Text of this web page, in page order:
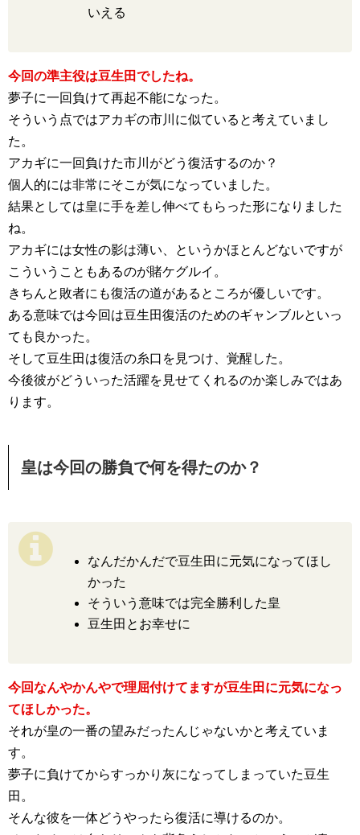
いえる
今回の準主役は豆生田でしたね。
夢子に一回負けて再起不能になった。
そういう点ではアカギの市川に似ていると考えていまし
た。
アカギに一回負けた市川がどう復活するのか？
個人的には非常にそこが気になっていました。
結果としては皇に手を差し伸べてもらった形になりました
ね。
アカギには女性の影は薄い、というかほとんどないですが
こういうこともあるのが賭ケグルイ。
きちんと敗者にも復活の道があるところが優しいです。
ある意味では今回は豆生田復活のためのギャンブルといっ
ても良かった。
そして豆生田は復活の糸口を見つけ、覚醒した。
今後彼がどういった活躍を見せてくれるのか楽しみではあ
ります。
皇は今回の勝負で何を得たのか？
なんだかんだで豆生田に元気になってほし
かった
そういう意味では完全勝利した皇
豆生田とお幸せに
今回なんやかんやで理屈付けてますが豆生田に元気になっ
てほしかった。
それが皇の一番の望みだったんじゃないかと考えていま
す。
夢子に負けてからすっかり灰になってしまっていた豆生
田。
そんな彼を一体どうやったら復活に導けるのか。